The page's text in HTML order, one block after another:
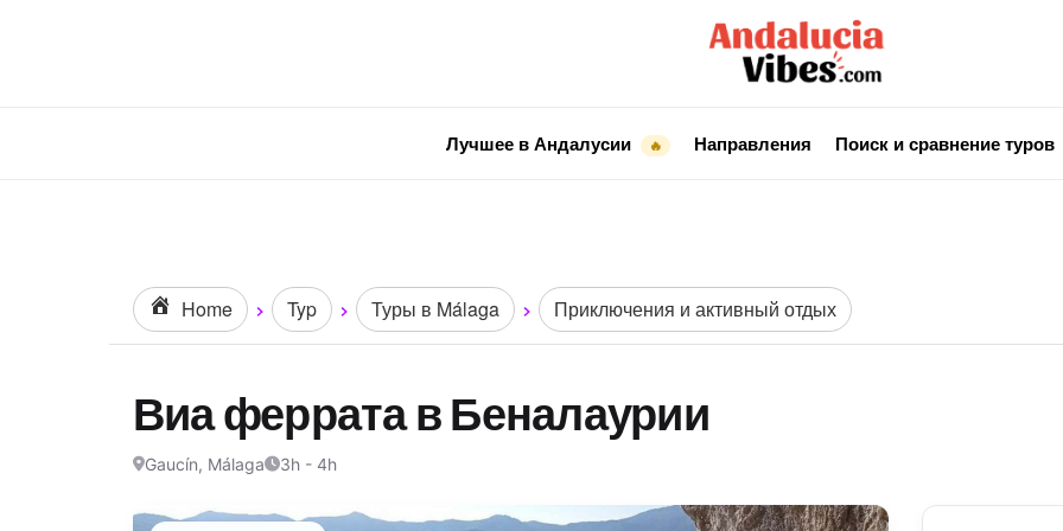
Лучшее в Андалусии 🔥 Направления Поиск и сравнение туров
Home Typ Туры в Málaga Приключения и активный отдых
Виа феррата в Беналаурии
Gaucín, Málaga 3h - 4h